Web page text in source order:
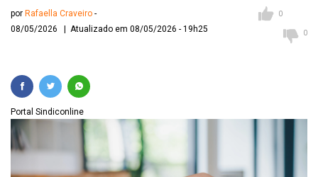
por Rafaella Craveiro
08/05/2026 | Atualizado em 08/05/2026 - 19h25
0
0
Portal Sindiconline